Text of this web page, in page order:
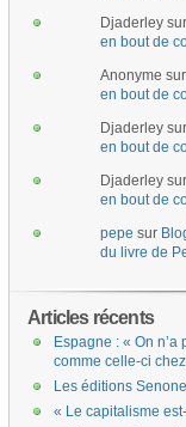
Djaderley sur
en bout de
Anonyme sur
en bout de
Djaderley sur
en bout de
Djaderley sur
en bout de
pepe sur
du livre de
Articles récents
Espagne : « On
comme celle-ci
Les éditions
« Le capitalisme